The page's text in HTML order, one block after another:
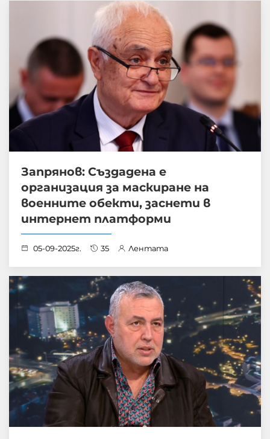
Запрянов: Създадена е
организация за маскиране на
военните обекти, заснети в
интернет платформи
05-09-2025г. 35 Лентата